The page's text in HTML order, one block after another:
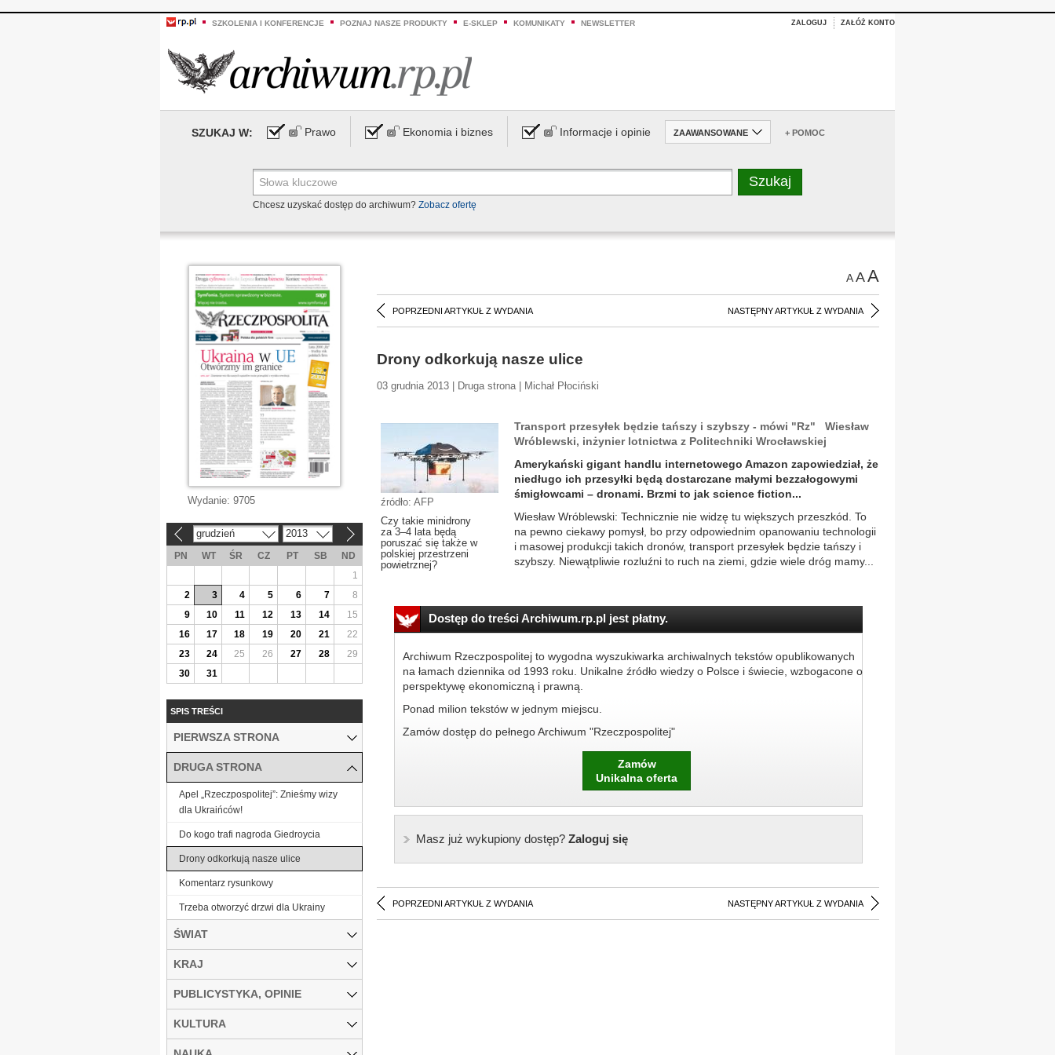
SZKOLENIA I KONFERENCJE POZNAJ NASZE PRODUKTY E-SKLEP KOMUNIKATY NEWSLETTER ZALOGUJ ZAŁÓŻ KONTO
SZUKAJ W: Prawo Ekonomia i biznes Informacje i opinie ZAAWANSOWANE + POMOC
Chcesz uzyskać dostęp do archiwum? Zobacz ofertę
AAA
POPRZEDNI ARTYKUŁ Z WYDANIA NASTĘPNY ARTYKUŁ Z WYDANIA
Drony odkorkują nasze ulice
03 grudnia 2013 | Druga strona | Michał Płociński
źródło: AFP
Czy takie minidrony
za 3–4 lata będą
poruszać się także w
polskiej przestrzeni
powietrznej?
Transport przesyłek będzie tańszy i szybszy - mówi "Rz" Wiesław
Wróblewski, inżynier lotnictwa z Politechniki Wrocławskiej
Amerykański gigant handlu internetowego Amazon zapowiedział, że
niedługo ich przesyłki będą dostarczane małymi bezzałogowymi
śmigłowcami – dronami. Brzmi to jak science fiction...
Wiesław Wróblewski: Technicznie nie widzę tu większych przeszkód. To
na pewno ciekawy pomysł, bo przy odpowiednim opanowaniu technologii
i masowej produkcji takich dronów, transport przesyłek będzie tańszy i
szybszy. Niewątpliwie rozluźni to ruch na ziemi, gdzie wiele dróg mamy...
Dostęp do treści Archiwum.rp.pl jest płatny.
Archiwum Rzeczpospolitej to wygodna wyszukiwarka archiwalnych tekstów opublikowanych
na łamach dziennika od 1993 roku. Unikalne źródło wiedzy o Polsce i świecie, wzbogacone o
perspektywę ekonomiczną i prawną.
Ponad milion tekstów w jednym miejscu.
Zamów dostęp do pełnego Archiwum "Rzeczpospolitej"
Zamów
Unikalna oferta
Masz już wykupiony dostęp?Zaloguj się
POPRZEDNI ARTYKUŁ Z WYDANIA NASTĘPNY ARTYKUŁ Z WYDANIA
Wydanie: 9705
grudzień 2013
PN WT ŚR CZ PT SB
ND
1
2
3 4 5 6 7
8
9
10 11 12 13 14
15
16
17 18 19 20 21
22
23
24 25 26 27 28
29
30
31
SPIS TREŚCI
PIERWSZA STRONA
DRUGA STRONA
Apel „Rzeczpospolitej”: Znieśmy wizy
dla Ukraińców!
Do kogo trafi nagroda Giedroycia
Drony odkorkują nasze ulice
Komentarz rysunkowy
Trzeba otworzyć drzwi dla Ukrainy
ŚWIAT
KRAJ
PUBLICYSTYKA, OPINIE
KULTURA